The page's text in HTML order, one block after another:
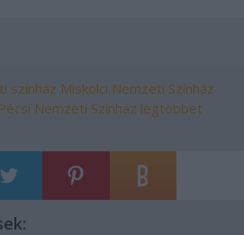
színház Miskolci Nemzeti Színház
Pécsi Nemzeti Színház legtöbbet